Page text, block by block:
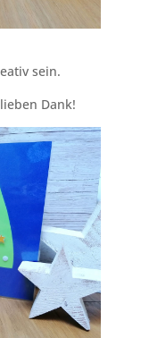
sein.
Dank!